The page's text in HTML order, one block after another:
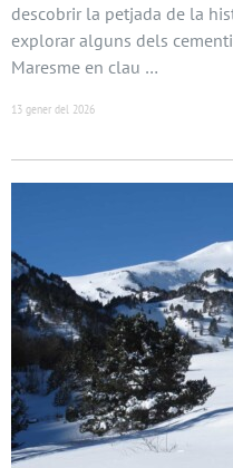
descobrir la petjada de la
explorar alguns dels
Maresme en clau …
13 gener del 2026